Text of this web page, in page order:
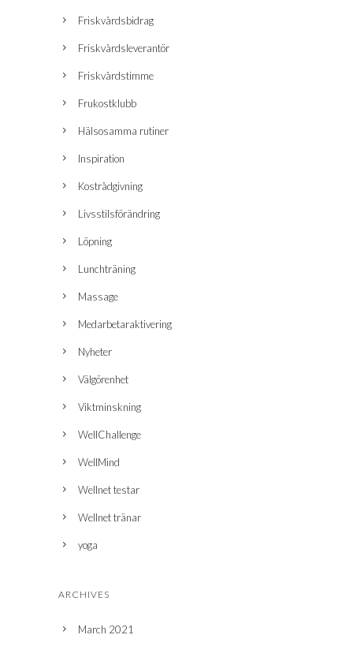
Friskvårdsbidrag
Friskvårdsleverantör
Friskvårdstimme
Frukostklubb
Hälsosamma rutiner
Inspiration
Kostrådgivning
Livsstilsförändring
Löpning
Lunchträning
Massage
Medarbetaraktivering
Nyheter
Välgörenhet
Viktminskning
WellChallenge
WellMind
Wellnet testar
Wellnet tränar
yoga
ARCHIVES
March 2021